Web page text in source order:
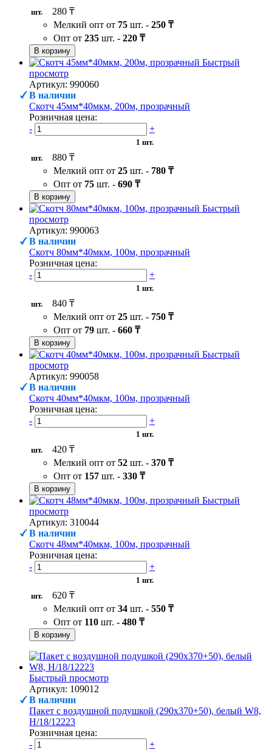
шт.
280 ₸
Мелкий опт от 75 шт. - 250 ₸
Опт от 235 шт. - 220 ₸
В корзину
Быстрый
просмотр
Артикул: 990060
В наличии
Скотч 45мм*40мкм, 200м, прозрачный
Розничная цена:
-
+
1 шт.
шт.
880 ₸
Мелкий опт от 25 шт. - 780 ₸
Опт от 75 шт. - 690 ₸
В корзину
Быстрый
просмотр
Артикул: 990063
В наличии
Скотч 80мм*40мкм, 100м, прозрачный
Розничная цена:
-
+
1 шт.
шт.
840 ₸
Мелкий опт от 25 шт. - 750 ₸
Опт от 79 шт. - 660 ₸
В корзину
Быстрый
просмотр
Артикул: 990058
В наличии
Скотч 40мм*40мкм, 100м, прозрачный
Розничная цена:
-
+
1 шт.
шт.
420 ₸
Мелкий опт от 52 шт. - 370 ₸
Опт от 157 шт. - 330 ₸
В корзину
Быстрый
просмотр
Артикул: 310044
В наличии
Скотч 48мм*40мкм, 100м, прозрачный
Розничная цена:
-
+
1 шт.
шт.
620 ₸
Мелкий опт от 34 шт. - 550 ₸
Опт от 110 шт. - 480 ₸
В корзину
Быстрый просмотр
Артикул: 109012
В наличии
Пакет с воздушной подушкой (290х370+50), белый W8,
H/18/12223
Розничная цена:
-
+